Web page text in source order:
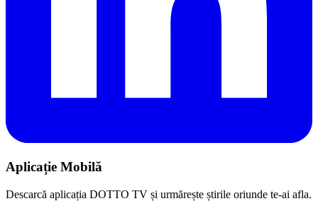
Aplicație Mobilă
Descarcă aplicația DOTTO TV și urmărește știrile oriunde te-ai afla.